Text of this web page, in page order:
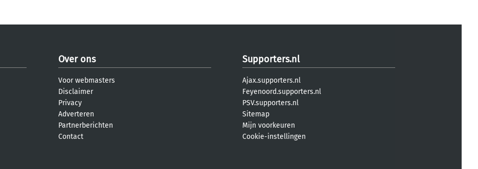
Over ons
Voor webmasters
Disclaimer
Privacy
Adverteren
Partnerberichten
Contact
Supporters.nl
Ajax.supporters.nl
Feyenoord.supporters.nl
PSV.supporters.nl
Sitemap
Mijn voorkeuren
Cookie-instellingen